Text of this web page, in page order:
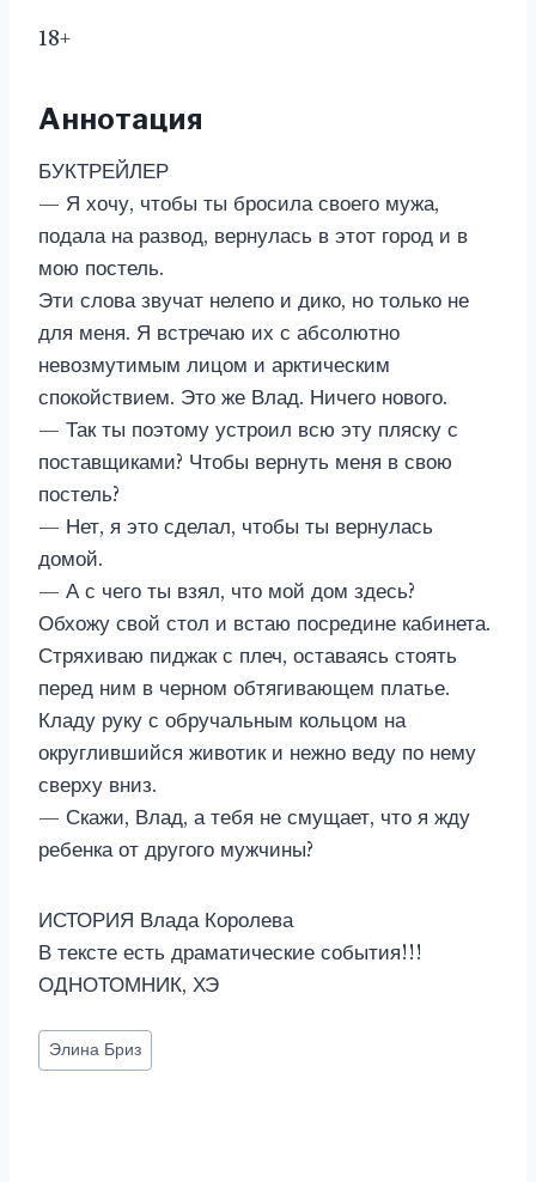
18+
Аннотация
БУКТРЕЙЛЕР
— Я хочу, чтобы ты бросила своего мужа,
подала на развод, вернулась в этот город и в
мою постель.
Эти слова звучат нелепо и дико, но только не
для меня. Я встречаю их с абсолютно
невозмутимым лицом и арктическим
спокойствием. Это же Влад. Ничего нового.
— Так ты поэтому устроил всю эту пляску с
поставщиками? Чтобы вернуть меня в свою
постель?
— Нет, я это сделал, чтобы ты вернулась
домой.
— А с чего ты взял, что мой дом здесь?
Обхожу свой стол и встаю посредине кабинета.
Стряхиваю пиджак с плеч, оставаясь стоять
перед ним в черном обтягивающем платье.
Кладу руку с обручальным кольцом на
округлившийся животик и нежно веду по нему
сверху вниз.
— Скажи, Влад, а тебя не смущает, что я жду
ребенка от другого мужчины?
ИСТОРИЯ Влада Королева
В тексте есть драматические события!!!
ОДНОТОМНИК, ХЭ
Метки
записи:
Элина Бриз